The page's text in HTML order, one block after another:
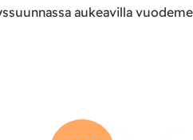
aukeavilla